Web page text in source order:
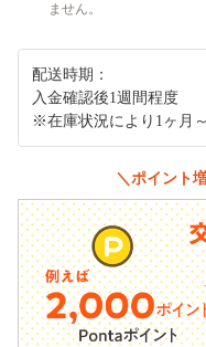
ません。
配送時期：
入金確認後1週間程度
※在庫状況により1ヶ月
＼ポイント